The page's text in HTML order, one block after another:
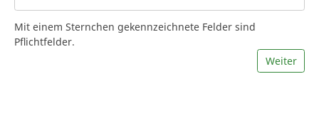
Mit einem Sternchen gekennzeichnete Felder sind
Pflichtfelder.
Weiter